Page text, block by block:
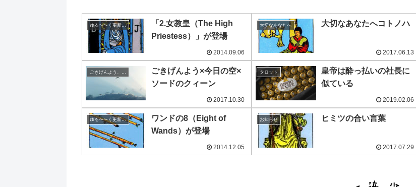
ゆる〜〜く更新の日めくり
「2.女教皇（The High
Priestess）」が登場
2014.09.06
大切なあなたへ 大切なあなたへコトノハ
2017.06.13
ごきげんよう、今日の空
ごきげんよう×今日の空×
ソードのクィーン
2017.10.30
タロット
皇帝は酔っ払いの社長に
似ている
2019.02.06
ゆる〜〜く更新の日めくり
ワンドの8（Eight of
Wands）が登場
2014.12.05
お知らせ ヒミツの合い言葉
2017.07.29